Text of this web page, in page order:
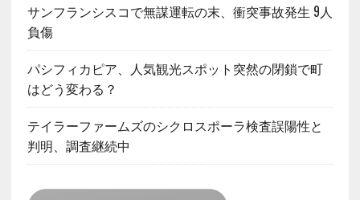
サンフランシスコで無謀運転の末、衝突事故発生 9人
負傷
パシフィカピア、人気観光スポット突然の閉鎖で町
はどう変わる？
テイラーファームズのシクロスポーラ検査誤陽性と
判明、調査継続中